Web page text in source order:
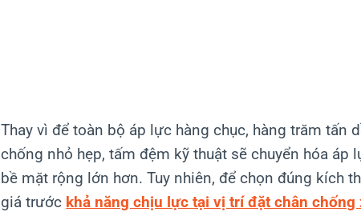
Thay vì để toàn bộ áp lực hàng chục, hàng trăm tấn
chống nhỏ hẹp, tấm đệm kỹ thuật sẽ chuyển hóa
bề mặt rộng lớn hơn. Tuy nhiên, để chọn đúng kích
giá trước khả năng chịu lực tại vị trí đặt chân chống